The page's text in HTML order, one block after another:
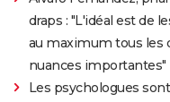
draps : "L'idéal est de
au maximum tous les
nuances importantes"
Les psychologues